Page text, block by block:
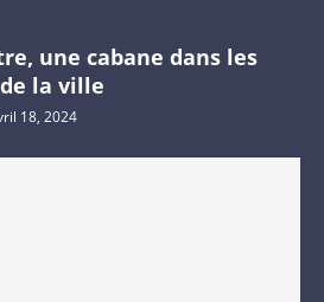
une cabane dans les
la ville
18, 2024